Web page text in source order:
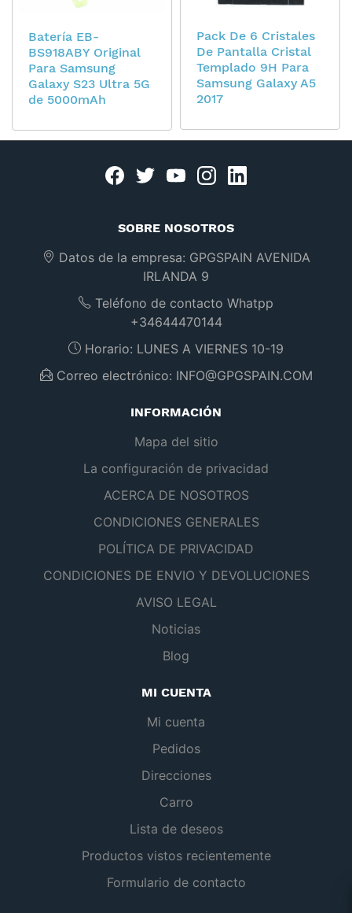
Batería EB-
BS918ABY Original
Para Samsung
Galaxy S23 Ultra 5G
de 5000mAh
Pack De 6 Cristales
De Pantalla Cristal
Templado 9H Para
Samsung Galaxy A5
2017
Facebook
twitteryoutubeinstagram
SOBRE NOSOTROS
Datos de la empresa: GPGSPAIN AVENIDA
IRLANDA 9
Teléfono de contacto Whatpp
+34644470144
Horario: LUNES A VIERNES 10-19
Correo electrónico: INFO@GPGSPAIN.COM
INFORMACIÓN
Mapa del sitio
La configuración de privacidad
ACERCA DE NOSOTROS
CONDICIONES GENERALES
POLÍTICA DE PRIVACIDAD
CONDICIONES DE ENVIO Y DEVOLUCIONES
AVISO LEGAL
Noticias
Blog
MI CUENTA
Mi cuenta
Pedidos
Direcciones
Carro
Lista de deseos
Productos vistos recientemente
Formulario de contacto